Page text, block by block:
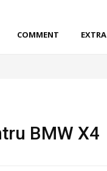
COMMENT EXTRA
BMW X4